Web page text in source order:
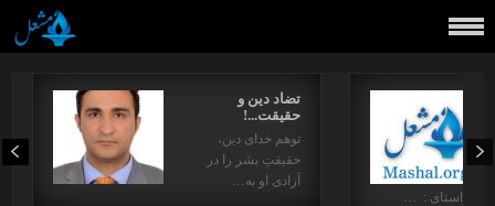
تضاد دین و
حقیقت...!
توهم خدای دین،
حقیقتِ بشر را در
آزادی او به…
در راستای : …